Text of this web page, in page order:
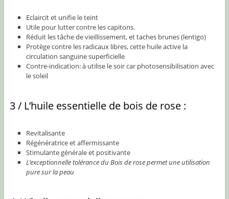
Eclaircit et unifie le teint
Utile pour lutter contre les capitons.
Réduit les tâche de vieillissement, et taches brunes (lentigo)
Protège contre les radicaux libres, cette huile active la
circulation sanguine superficielle
Contre-indication: à utilise le soir car photosensibilisation avec
le soleil
3 / L’huile essentielle de bois de rose :
Revitalisante
Régénératrice et affermissante
Stimulante générale et positivante
L’exceptionnelle tolérance du Bois de rose permet une utilisation
pure sur la peau